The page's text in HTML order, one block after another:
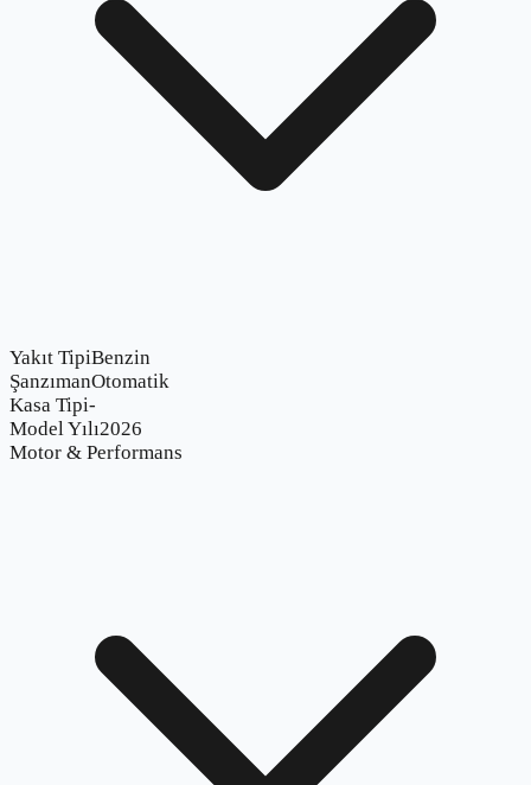
Yakıt TipiBenzin
ŞanzımanOtomatik
Kasa Tipi-
Model Yılı2026
Motor & Performans